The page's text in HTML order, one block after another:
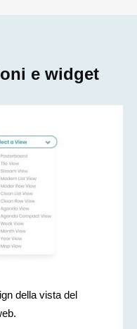
e widget
della vista del